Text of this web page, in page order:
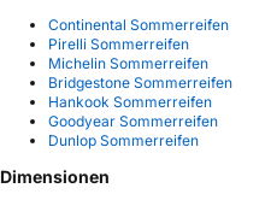
Continental Sommerreifen
Pirelli Sommerreifen
Michelin Sommerreifen
Bridgestone Sommerreifen
Hankook Sommerreifen
Goodyear Sommerreifen
Dunlop Sommerreifen
Dimensionen